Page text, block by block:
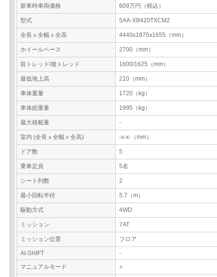
新車時車両価格 609万円（税込）
型式 5AA-XB420TXCM2
全長ｘ全幅ｘ全高 4440x1875x1655（mm）
ホイールベース 2700（mm）
前トレッド/後トレッド 1600/1625（mm）
最低地上高 210（mm）
車体重量 1720（kg）
車体総重量 1995（kg）
最大積載量 -
室内 (全長ｘ全幅ｘ全高) -x-x-（mm）
ドア数 5
乗車定員 5名
シート列数 2
最小回転半径 5.7（m）
駆動方式 4WD
ミッション 7AT
ミッション位置 フロア
AI-SHIFT
-
マニュアルモード
○